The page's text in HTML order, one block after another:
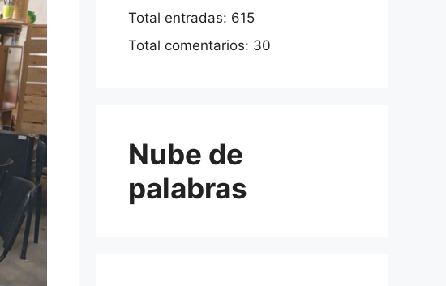
Total entradas: 615
Total comentarios: 30
Nube de
palabras